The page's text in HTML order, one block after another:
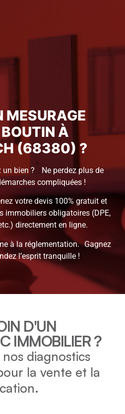
MESURAGE
À
(68380) ?
un bien ? Ne perdez plus de
compliquées !
votre devis 100% gratuit et
immobiliers obligatoires (DPE,
directement en ligne.
à la réglementation. Gagnez
l’esprit tranquille !
D'UN
IMMOBILIER ?
diagnostics
la vente et la